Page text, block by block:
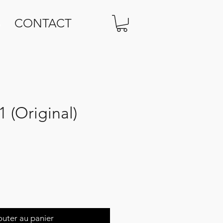
CONTACT
(Original)
au panier